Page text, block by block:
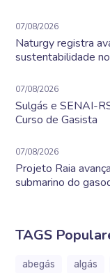
07/08/2026
Naturgy registra
sustentabilidade
07/08/2026
Sulgás e SENAI-
Curso de Gasista
07/08/2026
Projeto Raia
submarino do
TAGS
abegás algás